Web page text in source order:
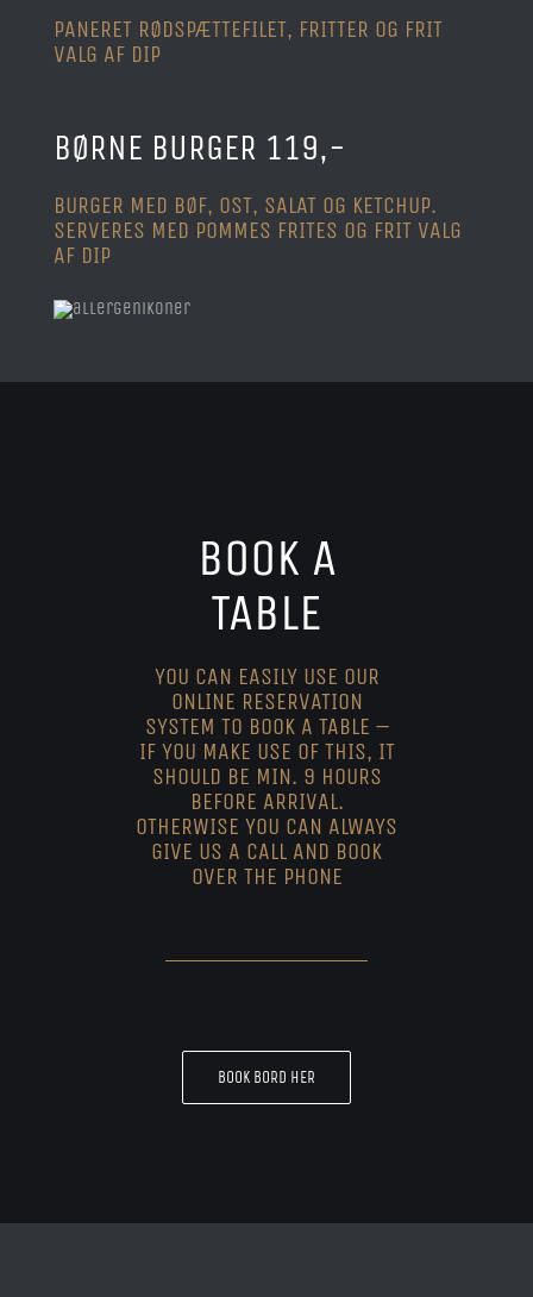
PANERET RØDSPÆTTEFILET, FRITTER OG FRIT
VALG AF DIP
BØRNE BURGER 119,-
BURGER MED BØF, OST, SALAT OG KETCHUP.
SERVERES MED POMMES FRITES OG FRIT VALG
AF DIP
BOOK A
TABLE
YOU CAN EASILY USE OUR
ONLINE RESERVATION
SYSTEM TO BOOK A TABLE –
IF YOU MAKE USE OF THIS, IT
SHOULD BE MIN. 9 HOURS
BEFORE ARRIVAL.
OTHERWISE YOU CAN ALWAYS
GIVE US A CALL AND BOOK
OVER THE PHONE
BOOK BORD HER